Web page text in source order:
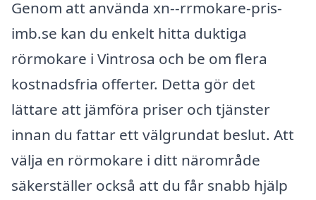
Genom att använda xn--rrmokare-pris-
imb.se kan du enkelt hitta duktiga
rörmokare i Vintrosa och be om flera
kostnadsfria offerter. Detta gör det
lättare att jämföra priser och tjänster
innan du fattar ett välgrundat beslut. Att
välja en rörmokare i ditt närområde
säkerställer också att du får snabb hjälp